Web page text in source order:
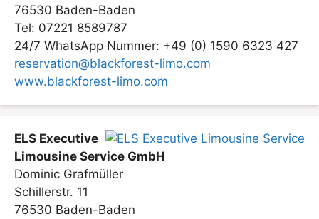
76530 Baden-Baden
Tel: 07221 8589787
24/7 WhatsApp Nummer: +49 (0) 1590 6323 427
reservation@blackforest-limo.com
www.blackforest-limo.com
ELS Executive
Limousine Service GmbH
Dominic Grafmüller
Schillerstr. 11
76530 Baden-Baden